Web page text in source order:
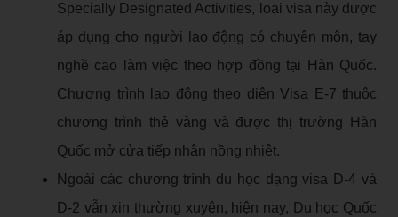
Specially Designated Activities, loại visa này được
áp dụng cho người lao động có chuyên môn, tay
nghề cao làm việc theo hợp đồng tại Hàn Quốc.
Chương trình lao động theo diện Visa E-7 thuộc
chương trình thẻ vàng và được thị trường Hàn
Quốc mở cửa tiếp nhận nồng nhiệt.
Ngoài các chương trình du học dạng visa D-4 và
D-2 vẫn xin thường xuyên, hiện nay, Du học Quốc